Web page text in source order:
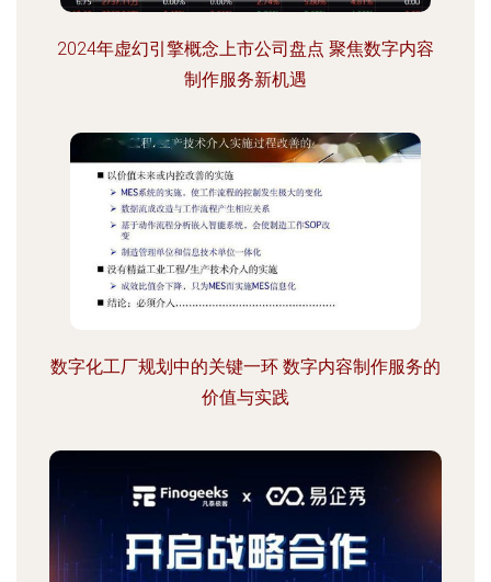
2024年虚幻引擎概念上市公司盘点 聚焦数字内容
制作服务新机遇
数字化工厂规划中的关键一环 数字内容制作服务的
价值与实践